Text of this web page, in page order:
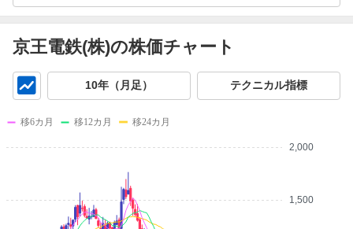
京王電鉄(株)の株価チャート
10年（月足） テクニカル指標
1,500
2,000
移6カ月 移12カ月 移24カ月